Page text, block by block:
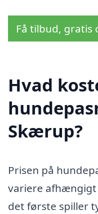
Få tilbud,
Hvad
Skærup?
Prisen på
variere afhængigt
det første spiller